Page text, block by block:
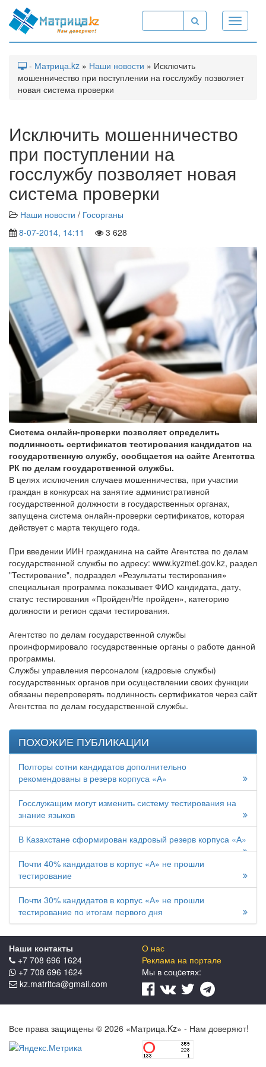
Toggle
- Матрица.kz » Наши новости » Исключить
мошенничество при поступлении на госслужбу позволяет
новая система проверки
Исключить мошенничество
при поступлении на
госслужбу позволяет новая
система проверки
Наши новости / Госорганы
8-07-2014, 14:11
3 628
Система онлайн-проверки позволяет определить
подлинность сертификатов тестирования кандидатов на
государственную службу, сообщается на сайте Агентства
РК по делам государственной службы.
В целях исключения случаев мошенничества, при участии
граждан в конкурсах на занятие административной
государственной должности в государственных органах,
запущена система онлайн-проверки сертификатов, которая
действует с марта текущего года.
При введении ИИН гражданина на сайте Агентства по делам
государственной службы по адресу: www.kyzmet.gov.kz, раздел
"Тестирование", подраздел «Результаты тестирования»
специальная программа показывает ФИО кандидата, дату,
статус тестирования «Пройден/Не пройден», категорию
должности и регион сдачи тестирования.
Агентство по делам государственной службы
проинформировало государственные органы о работе данной
программы.
Службы управления персоналом (кадровые службы)
государственных органов при осуществлении своих функции
обязаны перепроверять подлинность сертификатов через сайт
Агентства по делам государственной службы.
ПОХОЖИЕ ПУБЛИКАЦИИ
Полторы сотни кандидатов дополнительно
рекомендованы в резерв корпуса «А»
Госслужащим могут изменить систему тестирования на
знание языков
В Казахстане сформирован кадровый резерв корпуса «А»
Почти 40% кандидатов в корпус «А» не прошли
тестирование
Почти 30% кандидатов в корпус «А» не прошли
тестирование по итогам первого дня
Наши контакты
+7 708 696 1624
+7 708 696 1624
kz.matritca@gmail.com
О нас
Реклама на портале
Мы в соцcетях:
Все права защищены © 2026 «Матрица.Kz» - Нам доверяют!